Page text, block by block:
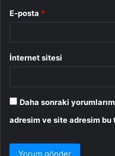
E-posta *
İnternet sitesi
Daha sonraki
adresim ve site adresim bu